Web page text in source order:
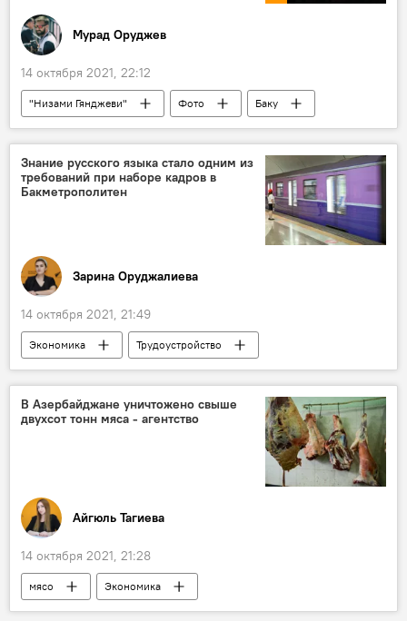
Мурад Оруджев
14 октября 2021, 22:12
"Низами Гянджеви" Фото
Баку
шоу
здания
Знание русского языка стало одним из
требований при наборе кадров в
Бакметрополитен
Зарина Оруджалиева
14 октября 2021, 21:49
Экономика
Трудоустройство
ЗАО "Бакинский метрополитен"
Русский язык
Новости Баку
Образование
В Азербайджане уничтожено свыше
двухсот тонн мяса - агентство
Айгюль Тагиева
14 октября 2021, 21:28
мясо
Экономика
Агентство продовольственной безопасности АР